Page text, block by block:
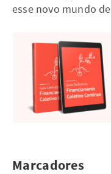
esse novo mundo
Marcadores